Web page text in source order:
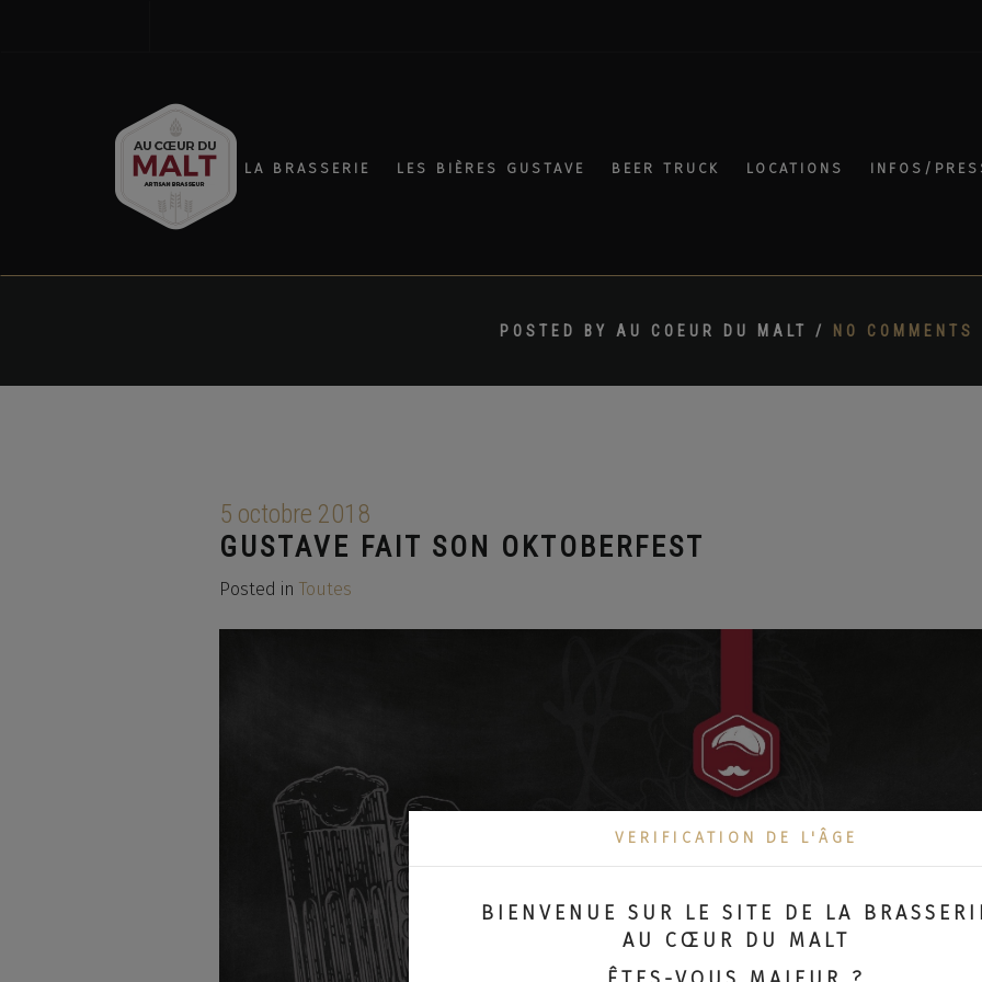
VERIFICATION DE L'ÂGE
BIENVENUE SUR LE SITE DE LA
AU CŒUR DU MALT
LA BRASSERIE LES BIÈRES GUSTAVE BEER TRUCK LOCATIONS INFOS/
POSTED BY AU COEUR DU MALT / NO COMMENTS
5 octobre 2018
GUSTAVE FAIT SON OKTOBERFEST
Posted in Toutes